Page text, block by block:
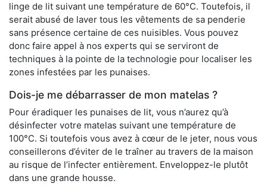
linge de lit suivant une température de 60°C. Toutefois, il
serait abusé de laver tous les vêtements de sa penderie
sans présence certaine de ces nuisibles. Vous pouvez
donc faire appel à nos experts qui se serviront de
techniques à la pointe de la technologie pour localiser les
zones infestées par les punaises.
Dois-je me débarrasser de mon matelas ?
Pour éradiquer les punaises de lit, vous n’aurez qu’à
désinfecter votre matelas suivant une température de
100°C. Si toutefois vous avez à cœur de le jeter, nous vous
conseillerons d’éviter de le traîner au travers de la maison
au risque de l’infecter entièrement. Enveloppez-le plutôt
dans une grande housse.